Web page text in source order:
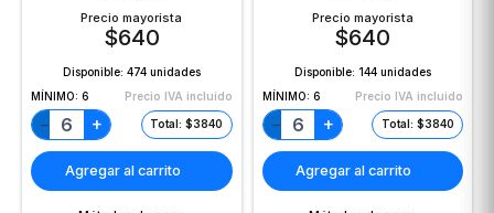
Precio mayorista
$640
Disponible: 474 unidades
MÍNIMO: 6 Precio IVA incluido
− + Total: $3840
Agregar al carrito
Precio mayorista
$640
Disponible: 144 unidades
MÍNIMO: 6 Precio IVA incluido
− + Total: $3840
Agregar al carrito